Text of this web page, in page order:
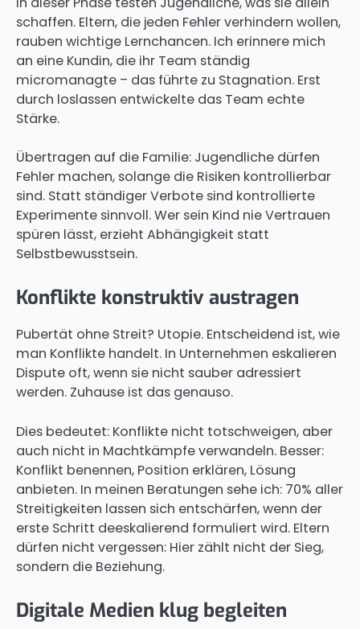
schaffen. Eltern, die jeden Fehler verhindern wollen,
rauben wichtige Lernchancen. Ich erinnere mich
an eine Kundin, die ihr Team ständig
micromanagte – das führte zu Stagnation. Erst
durch loslassen entwickelte das Team echte
Stärke.
Übertragen auf die Familie: Jugendliche dürfen
Fehler machen, solange die Risiken kontrollierbar
sind. Statt ständiger Verbote sind kontrollierte
Experimente sinnvoll. Wer sein Kind nie Vertrauen
spüren lässt, erzieht Abhängigkeit statt
Selbstbewusstsein.
Konflikte konstruktiv austragen
Pubertät ohne Streit? Utopie. Entscheidend ist, wie
man Konflikte handelt. In Unternehmen eskalieren
Dispute oft, wenn sie nicht sauber adressiert
werden. Zuhause ist das genauso.
Dies bedeutet: Konflikte nicht totschweigen, aber
auch nicht in Machtkämpfe verwandeln. Besser:
Konflikt benennen, Position erklären, Lösung
anbieten. In meinen Beratungen sehe ich: 70% aller
Streitigkeiten lassen sich entschärfen, wenn der
erste Schritt deeskalierend formuliert wird. Eltern
dürfen nicht vergessen: Hier zählt nicht der Sieg,
sondern die Beziehung.
Digitale Medien klug begleiten